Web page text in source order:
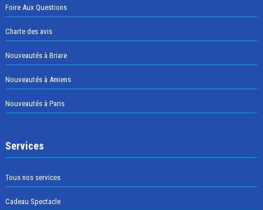
Foire Aux Questions
Charte des avis
Nouveautés à Briare
Nouveautés à Amiens
Nouveautés à Paris
Services
Tous nos services
Cadeau Spectacle